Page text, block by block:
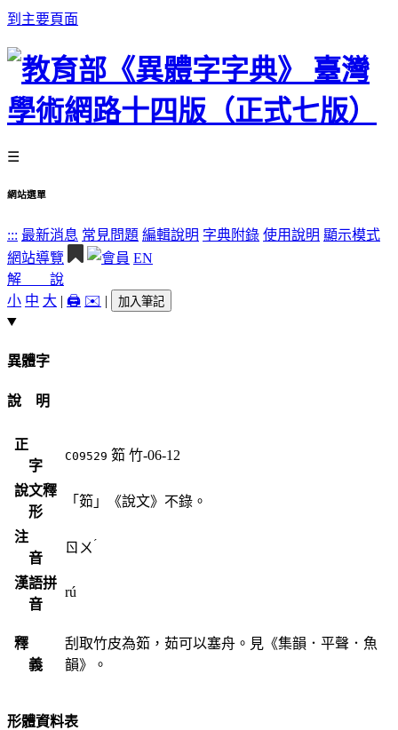
到主要頁面
☰
網站選單
::: 最新消息 常見問題 編輯說明 字典附錄 使用說明 顯示模式
網站導覽
EN
解 說
小 中 大 | 🖨️ ✉️ | 加入筆記
異體字
說 明
正
字
C09529 筎 竹-06-12
說文釋
形
「筎」《說文》不錄。
注
音
ㄖㄨ ˊ
漢語拼
音
rú
釋
義
刮取竹皮為筎，茹可以塞舟。見《集韻．平聲．魚
韻》。
形體資料表